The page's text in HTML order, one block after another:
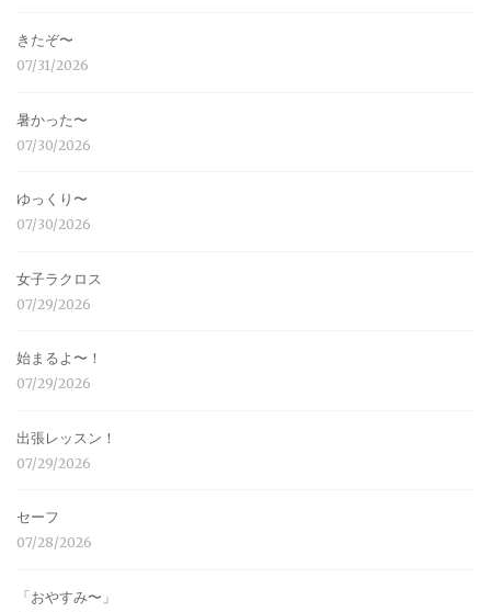
きたぞ〜
07/31/2026
暑かった〜
07/30/2026
ゆっくり〜
07/30/2026
女子ラクロス
07/29/2026
始まるよ〜！
07/29/2026
出張レッスン！
07/29/2026
セーフ
07/28/2026
「おやすみ〜」